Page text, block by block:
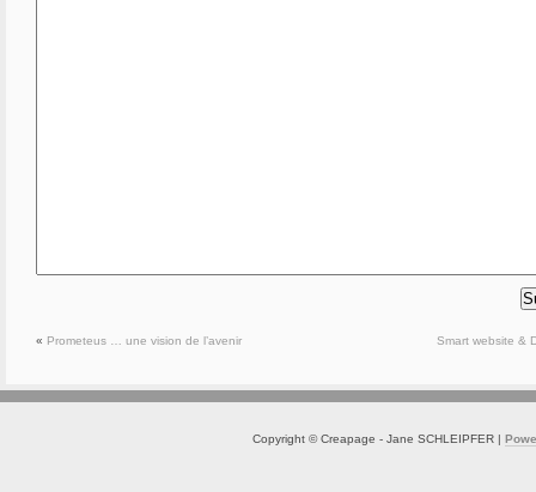
« Prometeus … une vision de l’avenir Smart website &
Copyright © Creapage - Jane SCHLEIPFER |